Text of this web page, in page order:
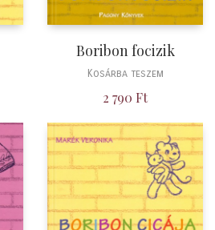
Boribon focizik
Kosárba teszem
2 790 Ft